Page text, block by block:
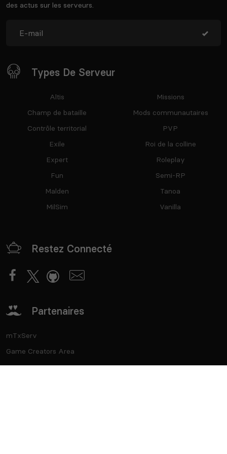
des actus sur les serveurs.
Types De Serveur
Altis
Champ de bataille
Contrôle territorial
Exile
Expert
Fun
Malden
MilSim
Missions
Mods communautaires
PVP
Roi de la colline
Roleplay
Semi-RP
Tanoa
Vanilla
Restez Connecté
Partenaires
mTxServ
Game Creators Area